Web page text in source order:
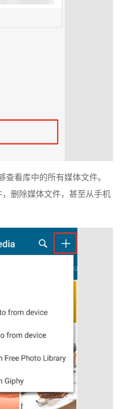
查看库中的所有媒体文件。
删除媒体文件，甚至从手机